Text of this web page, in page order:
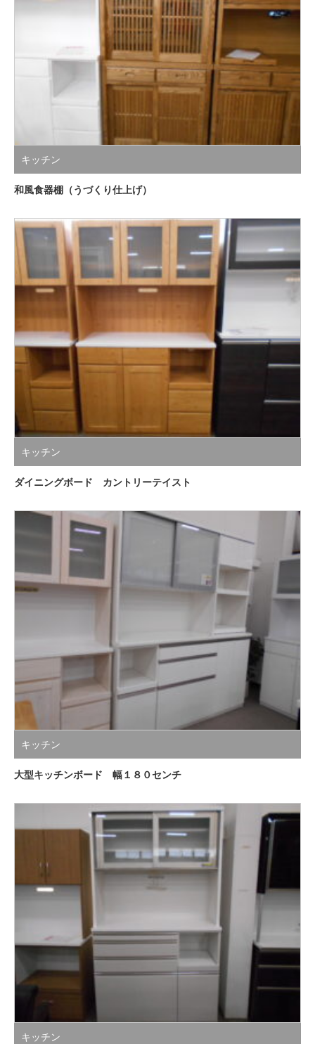
キッチン
和風食器棚（うづくり仕上げ）
キッチン
ダイニングボード カントリーテイスト
キッチン
大型キッチンボード 幅１８０センチ
キッチン